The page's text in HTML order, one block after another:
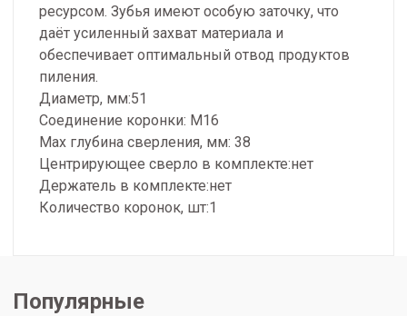
ресурсом. Зубья имеют особую заточку, что
даёт усиленный захват материала и
обеспечивает оптимальный отвод продуктов
пиления.
Диаметр, мм:51
Соединение коронки: М16
Max глубина сверления, мм: 38
Центрирующее сверло в комплекте:нет
Держатель в комплекте:нет
Количество коронок, шт:1
Популярные